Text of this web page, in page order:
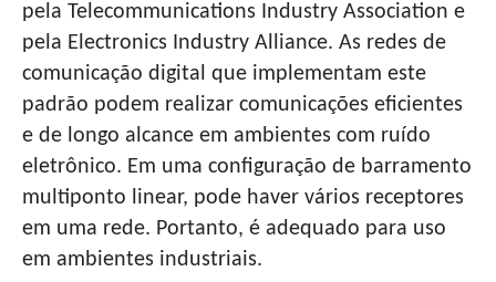
pela Telecommunications Industry Association e
pela Electronics Industry Alliance. As redes de
comunicação digital que implementam este
padrão podem realizar comunicações eficientes
e de longo alcance em ambientes com ruído
eletrônico. Em uma configuração de barramento
multiponto linear, pode haver vários receptores
em uma rede. Portanto, é adequado para uso
em ambientes industriais.